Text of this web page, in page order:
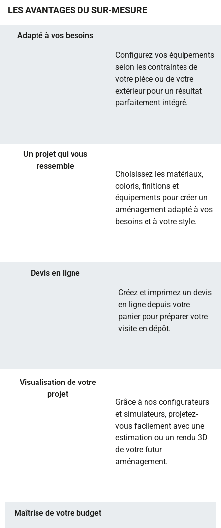
LES AVANTAGES DU SUR-MESURE
Adapté à vos besoins
Configurez vos équipements
selon les contraintes de
votre pièce ou de votre
extérieur pour un résultat
parfaitement intégré.
Un projet qui vous
ressemble
Choisissez les matériaux,
coloris, finitions et
équipements pour créer un
aménagement adapté à vos
besoins et à votre style.
Devis en ligne
Créez et imprimez un devis
en ligne depuis votre
panier pour préparer votre
visite en dépôt.
Visualisation de votre
projet
Grâce à nos configurateurs
et simulateurs, projetez-
vous facilement avec une
estimation ou un rendu 3D
de votre futur
aménagement.
Maîtrise de votre budget